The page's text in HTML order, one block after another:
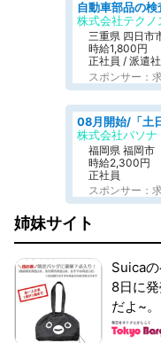
株式会社テクノ
三重県 四日市
時給1,800円
正社員 / 派遣
スポンサー：
株式会社パソナ
福岡県 福岡市
時給2,300円
正社員
スポンサー：
姉妹サイト
Suica
8日に
だよ~。